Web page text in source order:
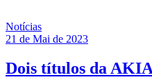
Notícias
21 de Mai de 2023
Dois títulos da